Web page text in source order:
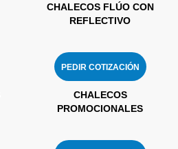
CHALECOS FLÚO CON
REFLECTIVO
PEDIR COTIZACIÓN
CHALECOS
PROMOCIONALES